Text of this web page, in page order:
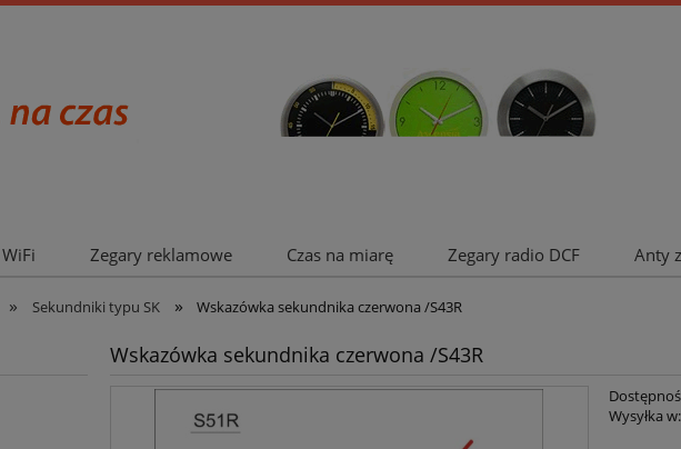
Zegary reklamowe Czas na miarę Zegary radio DCF Anty
» Sekundniki typu SK » Wskazówka sekundnika czerwona /S43R
Wskazówka sekundnika czerwona /S43R
Wysyłka w: